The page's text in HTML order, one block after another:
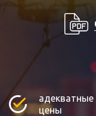
адекватные
цены